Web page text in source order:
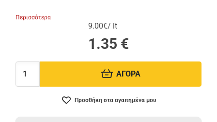
Περισσότερα
9.00€/ lt
1.35 €
Ποσότητα: ΑΓΟΡΑ
Προσθήκη στα αγαπημένα μου